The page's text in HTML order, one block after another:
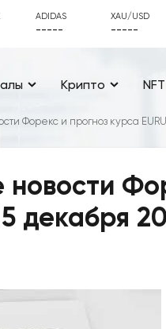
ADIDAS
-----
XAU/USD
-----
Крипто NFT
Форекс и прогноз курса
декабря